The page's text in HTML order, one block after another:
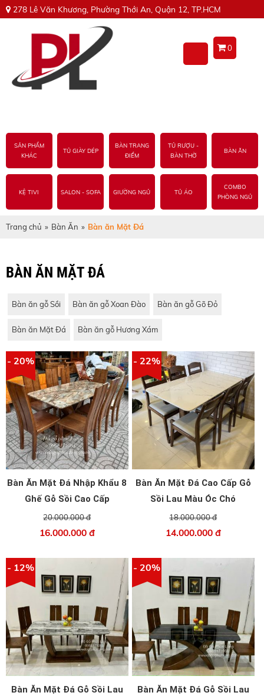
278 Lê Văn Khương, Phường Thới An, Quận 12, TP.HCM
0
SẢN PHẨM
KHÁC
TỦ GIÀY DÉP
BÀN TRANG
ĐIỂM
TỦ RƯỢU -
BÀN THỜ
BÀN ĂN
KỆ TIVI SALON - SOFA GIƯỜNG NGỦ TỦ ÁO
COMBO
PHÒNG NGỦ
Trang chủ » Bàn Ăn » Bàn ăn Mặt Đá
BÀN ĂN MẶT ĐÁ
Bàn ăn gỗ Sồi Bàn ăn gỗ Xoan Đào Bàn ăn gỗ Gõ Đỏ
Bàn ăn Mặt Đá Bàn ăn gỗ Hương Xám
- 20%
Bàn Ăn Mặt Đá Nhập Khẩu 8
Ghế Gỗ Sồi Cao Cấp
20.000.000 đ
16.000.000 đ
- 22%
Bàn Ăn Mặt Đá Cao Cấp Gỗ
Sồi Lau Màu Óc Chó
18.000.000 đ
14.000.000 đ
- 12%
Bàn Ăn Mặt Đá Gỗ Sồi Lau
- 20%
Bàn Ăn Mặt Đá Gỗ Sồi Lau